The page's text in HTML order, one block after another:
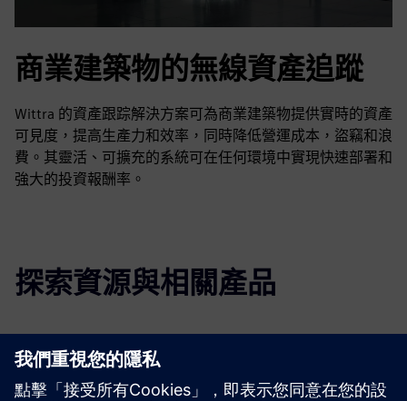
商業建築物的無線資產追蹤
Wittra 的資產跟踪解決方案可為商業建築物提供實時的資產
可見度，提高生產力和效率，同時降低營運成本，盜竊和浪
費。其靈活、可擴充的系統可在任何環境中實現快速部署和
強大的投資報酬率。
探索資源與相關產品
其他資訊與資源
連結至維特拉技術文件